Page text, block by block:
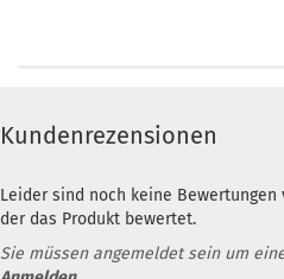
Kundenrezensionen
Leider sind noch keine Bewertungen
der das Produkt bewertet.
Sie müssen angemeldet sein um